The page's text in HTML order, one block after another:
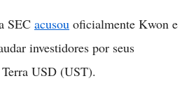
SEC acusou oficialmente Kwon e
investidores por seus
USD (UST).